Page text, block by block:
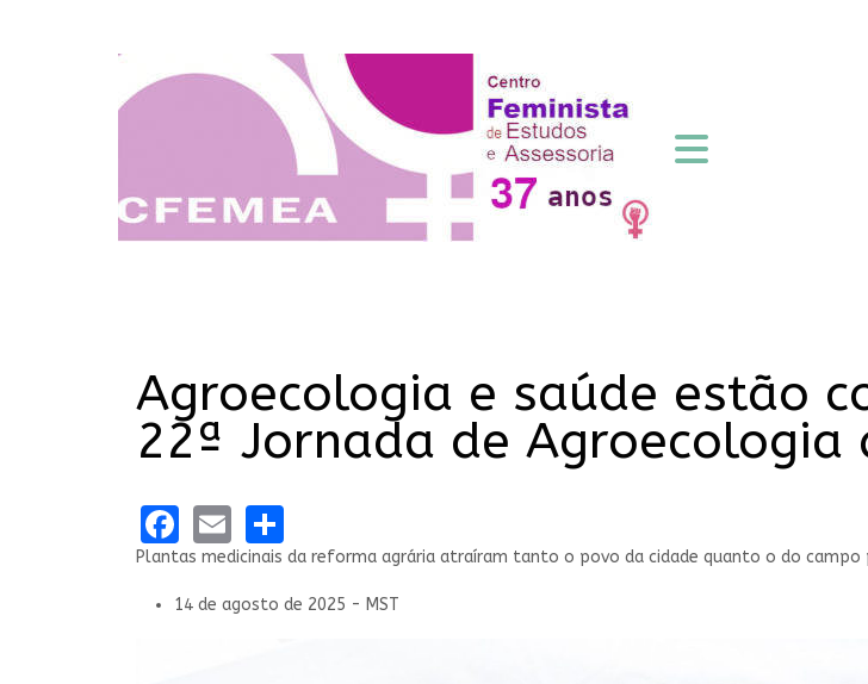
Agroecologia e saúde estão
22ª Jornada de Agroecologia
Facebook
Email
Plantas medicinais da reforma agrária atraíram tanto o povo da cidade quanto o do campo
14 de agosto de 2025 - MST